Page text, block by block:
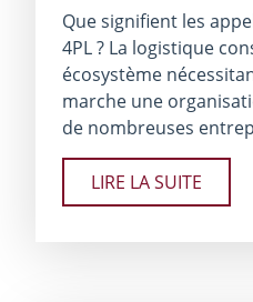
Que signifient les
4PL ? La logistique
écosystème
marche une
de nombreuses
LIRE LA SUITE